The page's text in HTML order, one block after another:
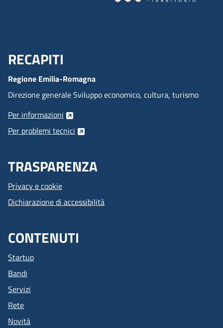
Menu Footer
RECAPITI
Regione Emilia-Romagna
Direzione generale Sviluppo economico, cultura, turismo
Per informazioni
Per problemi tecnici
TRASPARENZA
Privacy e cookie
Dichiarazione di accessibilità
CONTENUTI
Startup
Bandi
Servizi
Rete
Novità